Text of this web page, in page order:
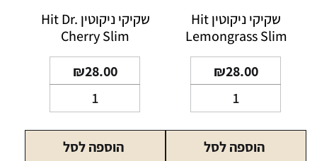
שקיקי ניקוטין Hit
Lemongrass Slim
₪28.00
של
שקיקי
ניקוטין
הוספה לסל
שקיקי ניקוטין Hit Dr.
Cherry Slim
₪28.00
של
שקיקי
ניקוטין
הוספה לסל